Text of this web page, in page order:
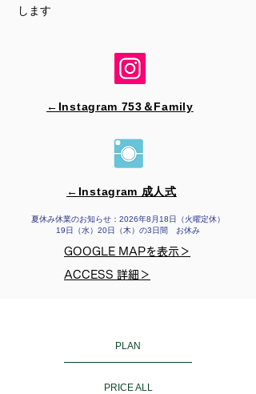
します
←Instagram 753＆​Family
←Instagram 成人式
夏休み休業のお知らせ：2026年8月18日（火曜定休）
19日（水）20日（木）の3日間 お休み
GOOGLE MAPを表示＞
ACCESS 詳細＞
PLAN
PRICE ALL